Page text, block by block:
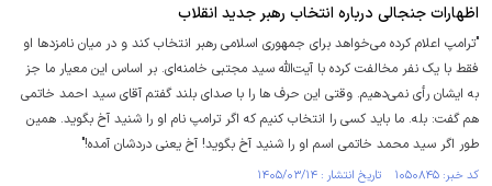
اظهارات جنجالی درباره انتخاب رهبر جدید انقلاب
"ترامپ اعلام کرده می‌خواهد برای جمهوری اسلامی رهبر انتخاب کند و در میان نامزدها او
فقط با یک نفر مخالفت کرده با آیت‌الله سید مجتبی خامنه‌ای. بر اساس این معیار ما جز
به ایشان رأی نمی‌دهیم. وقتی این حرف ها را با صدای بلند گفتم آقای سید احمد خاتمی
هم گفت: بله. ما باید کسی را انتخاب کنیم که اگر ترامپ نام او را شنید آخ بگوید. همین
طور اگر سید محمد خاتمی اسم او را شنید آخ بگوید! آخ یعنی دردشان آمده!"
کد خبر: ۱۰۵۰۸۴۵ تاریخ انتشار : ۱۴۰۵/۰۳/۱۴